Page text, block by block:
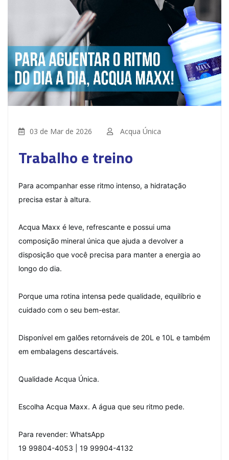
03 de Mar de 2026 Acqua Única
Trabalho e treino
Para acompanhar esse ritmo intenso, a hidratação
precisa estar à altura.
Acqua Maxx é leve, refrescante e possui uma
composição mineral única que ajuda a devolver a
disposição que você precisa para manter a energia ao
longo do dia.
Porque uma rotina intensa pede qualidade, equilíbrio e
cuidado com o seu bem-estar.
Disponível em galões retornáveis de 20L e 10L e também
em embalagens descartáveis.
Qualidade Acqua Única.
Escolha Acqua Maxx. A água que seu ritmo pede.
Para revender: WhatsApp
19 99804-4053 | 19 99904-4132